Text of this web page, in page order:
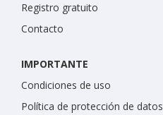
Registro gratuito
Contacto
IMPORTANTE
Condiciones de uso
Política de protección de datos